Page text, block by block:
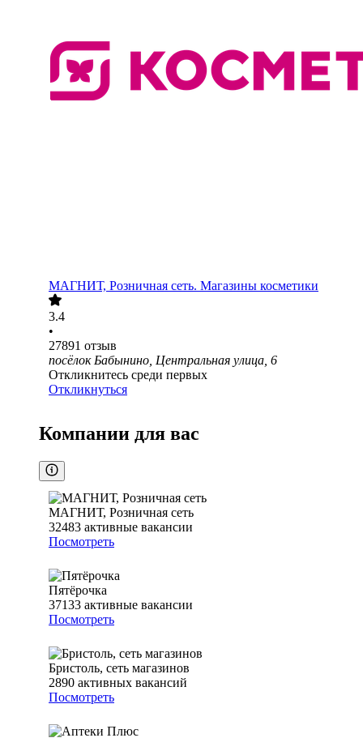
МАГНИТ, Розничная сеть. Магазины косметики
3.4
•
27891 отзыв
посёлок Бабынино, Центральная улица, 6
Откликнитесь среди первых
Откликнуться
Компании для вас
МАГНИТ, Розничная сеть
32483 активные вакансии
Посмотреть
Пятёрочка
37133 активные вакансии
Посмотреть
Бристоль, сеть магазинов
2890 активных вакансий
Посмотреть